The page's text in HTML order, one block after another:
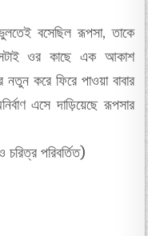
বসেছিল রূপসা, তাকে
ওর কাছে এক আকাশ
করে ফিরে পাওয়া বাবার
এসে দাড়িয়েছে রূপসার
পরিবর্তিত)